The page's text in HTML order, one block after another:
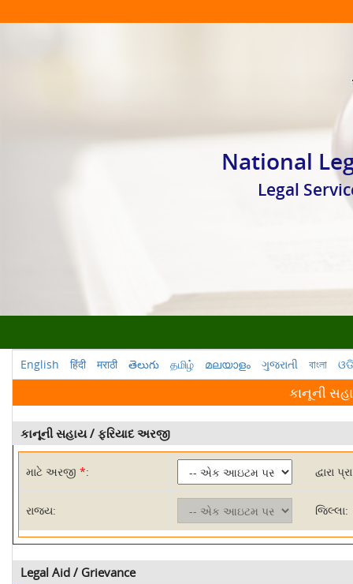
National
Legal
English हिंदी मराठी తెలుగు தமிழ் മലയാളം ગુજરાતી বাংলা
કાનૂની
કાનૂની સહાય / ફરિયાદ અરજી
માટે અરજી *: દ્વારા
રાજ્ય: જિલ્લા:
Legal Aid / Grievance